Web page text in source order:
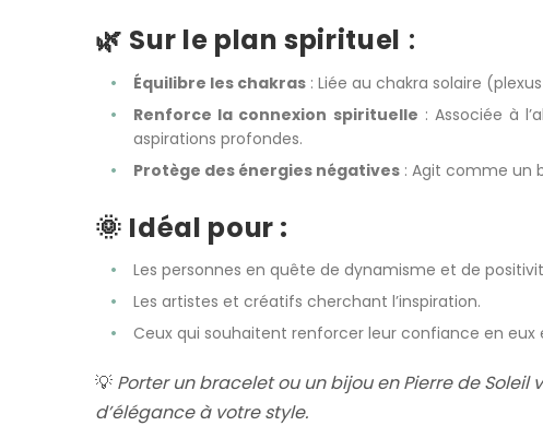
🌿 Sur le plan spirituel :
Équilibre les chakras : Liée au chakra solaire
Renforce la connexion spirituelle : Associée à
aspirations profondes.
Protège des énergies négatives : Agit comme un
🌞 Idéal pour :
Les personnes en quête de dynamisme et de
Les artistes et créatifs cherchant l’inspiration.
Ceux qui souhaitent renforcer leur confiance en
💡 Porter un bracelet ou un bijou en Pierre de
d’élégance à votre style.